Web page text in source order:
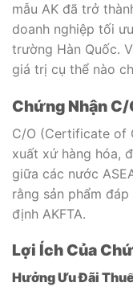
mẫu AK đã trở
doanh nghiệp tối
trường Hàn Quốc.
giá trị cụ thể nào
Chứng Nhận C/
C/O (Certificate of
xuất xứ hàng hóa,
giữa các nước
rằng sản phẩm
định AKFTA.
Lợi Ích Của
Hưởng Ưu Đãi